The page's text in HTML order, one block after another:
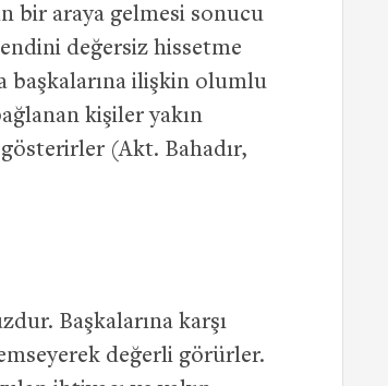
bir araya gelmesi sonucu
değersiz hissetme
başkalarına ilişkin olumlu
kişiler yakın
(Akt. Bahadır,
Başkalarına karşı
değerli görürler.